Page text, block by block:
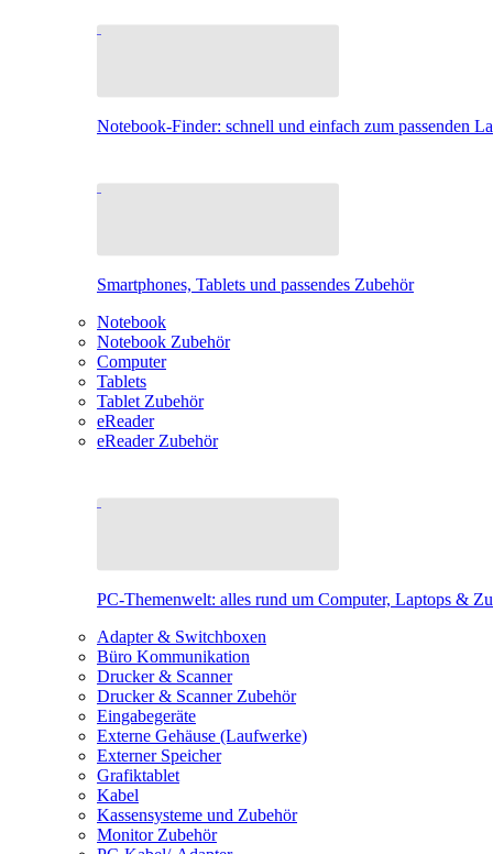
Notebook-Finder: schnell und einfach zum passenden
Smartphones, Tablets und passendes Zubehör
Notebook
Notebook Zubehör
Computer
Tablets
Tablet Zubehör
eReader
eReader Zubehör
PC-Themenwelt: alles rund um Computer, Laptops &
Adapter & Switchboxen
Büro Kommunikation
Drucker & Scanner
Drucker & Scanner Zubehör
Eingabegeräte
Externe Gehäuse (Laufwerke)
Externer Speicher
Grafiktablet
Kabel
Kassensysteme und Zubehör
Monitor Zubehör